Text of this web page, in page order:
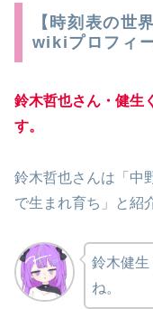
【時刻表の世
wikiプロフィ
鈴木哲也さん・健生
す。
鈴木哲也さんは「中
で生まれ育ち」と紹
鈴木健生
ね。